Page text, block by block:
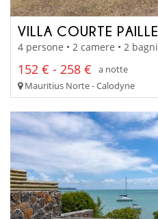
VILLA COURTE PAILLE
4 persone • 2 camere • 2 bagni
152 € - 258 €
a notte
Mauritius Norte - Calodyne